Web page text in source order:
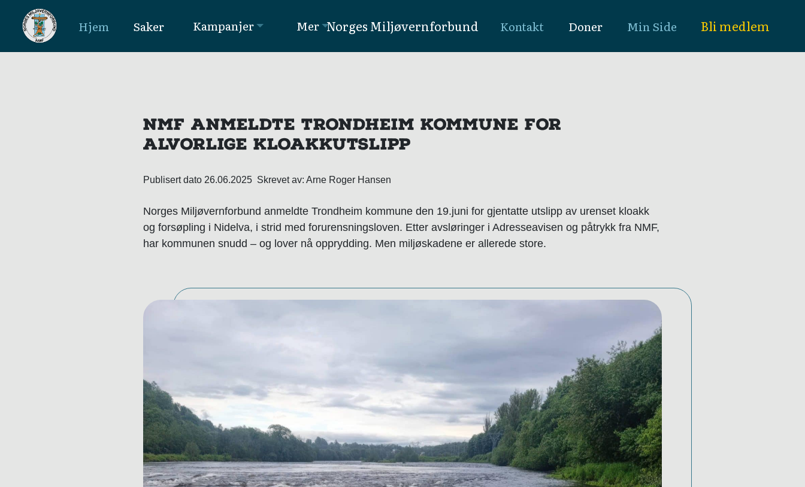
MAIN NAVIGATION
Hjem Saker Kampanjer Mer Norges Miljøvernforbund Kontakt Doner Min Side Bli medlem
NMF ANMELDTE TRONDHEIM KOMMUNE FOR
ALVORLIGE KLOAKKUTSLIPP
Publisert dato 26.06.2025 Skrevet av: Arne Roger Hansen
Norges Miljøvernforbund anmeldte Trondheim kommune den 19.juni for gjentatte utslipp av urenset kloakk
og forsøpling i Nidelva, i strid med forurensningsloven. Etter avsløringer i Adresseavisen og påtrykk fra NMF,
har kommunen snudd – og lover nå opprydding. Men miljøskadene er allerede store.